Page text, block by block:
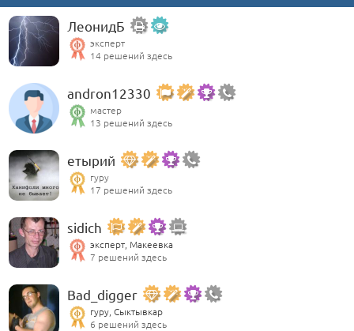
ЛеонидБ
эксперт
14 решений здесь
andron12330
мастер
13 решений здесь
етырий
гуру
17 решений здесь
sidich
эксперт, Макеевка
7 решений здесь
Bad_digger
гуру, Сыктывкар
6 решений здесь